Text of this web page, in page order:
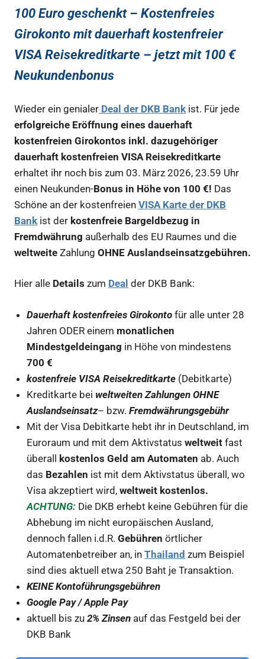
100 Euro geschenkt – Kostenfreies
Girokonto mit dauerhaft kostenfreier
VISA Reisekreditkarte – jetzt mit 100 €
Neukundenbonus
Wieder ein genialer Deal der DKB Bank ist. Für jede
erfolgreiche Eröffnung eines dauerhaft
kostenfreien Girokontos inkl. dazugehöriger
dauerhaft kostenfreien VISA Reisekreditkarte
erhaltet ihr noch bis zum 03. März 2026, 23.59 Uhr
einen Neukunden-Bonus in Höhe von 100 €! Das
Schöne an der kostenfreien VISA Karte der DKB
Bank ist der kostenfreie Bargeldbezug in
Fremdwährung außerhalb des EU Raumes und die
weltweite Zahlung OHNE Auslandseinsatzgebühren.
Hier alle Details zum Deal der DKB Bank:
Dauerhaft kostenfreies Girokonto für alle unter 28
Jahren ODER einem monatlichen
Mindestgeldeingang in Höhe von mindestens
700 €
kostenfreie VISA Reisekreditkarte (Debitkarte)
Kreditkarte bei weltweiten Zahlungen OHNE
Auslandseinsatz– bzw.Fremdwährungsgebühr
Mit der Visa Debitkarte hebt ihr in Deutschland, im
Euroraum und mit dem Aktivstatusweltweit fast
überall kostenlos Geld am Automaten ab. Auch
das Bezahlen ist mit dem Aktivstatus überall, wo
Visa akzeptiert wird,weltweit kostenlos.
ACHTUNG: Die DKB erhebt keine Gebühren für die
Abhebung im nicht europäischen Ausland,
dennoch fallen i.d.R.Gebührenörtlicher
Automatenbetreiber an, inThailand zum Beispiel
sind dies aktuell etwa 250 Baht je Transaktion.
KEINE Kontoführungsgebühren
Google Pay / Apple Pay
aktuell bis zu2% Zinsen auf das Festgeld bei der
DKB Bank